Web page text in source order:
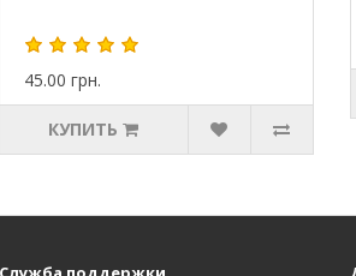
45.00 грн.
КУПИТЬ